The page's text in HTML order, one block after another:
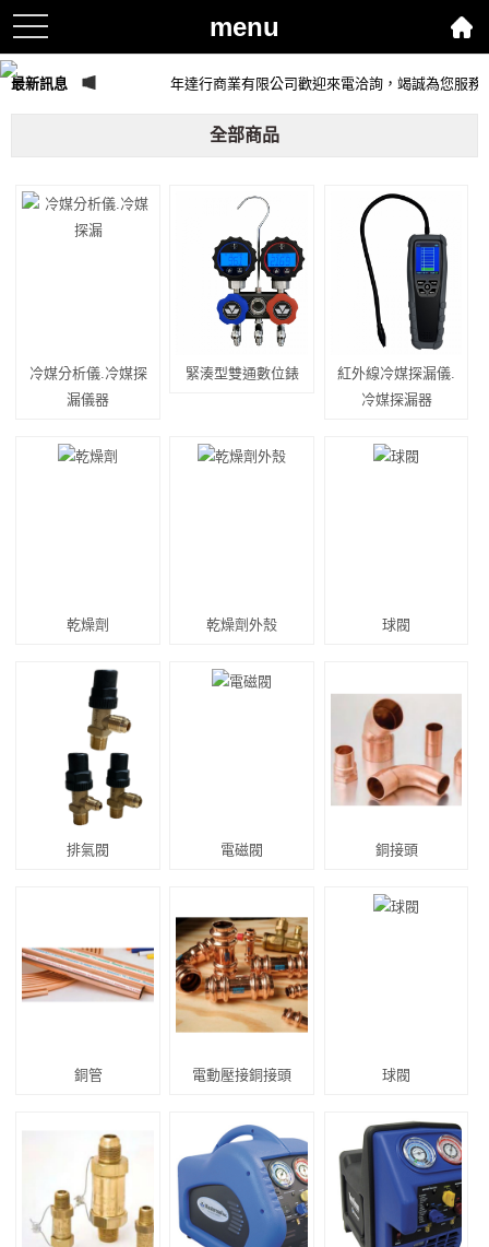
menu
toggle
navigation
最新訊息 年達行商業有限公司歡迎來電洽詢，竭誠為您服務
全部商品
冷媒分析儀.冷媒探
漏儀器
緊湊型雙通數位錶
紅外線冷媒探漏儀.
冷媒探漏器
乾燥劑 乾燥劑外殼 球閥
排氣閥 電磁閥 銅接頭
銅管 電動壓接銅接頭 球閥